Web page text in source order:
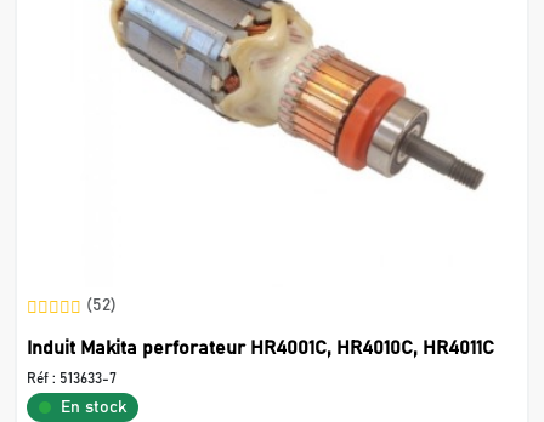
(52)
Induit Makita perforateur HR4001C, HR4010C, HR4011C
Réf : 513633-7
En stock